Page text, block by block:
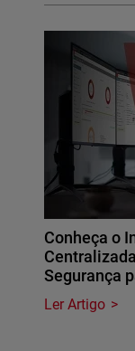
Conheça o
Segurança
Ler Artigo